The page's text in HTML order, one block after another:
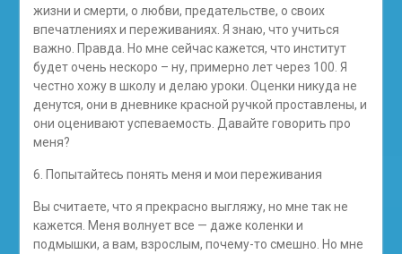
жизни и смерти, о любви, предательстве, о своих
впечатлениях и переживаниях. Я знаю, что учиться
важно. Правда. Но мне сейчас кажется, что институт
будет очень нескоро – ну, примерно лет через 100. Я
честно хожу в школу и делаю уроки. Оценки никуда не
денутся, они в дневнике красной ручкой проставлены, и
они оценивают успеваемость. Давайте говорить про
меня?
6. Попытайтесь понять меня и мои переживания
Вы считаете, что я прекрасно выгляжу, но мне так не
кажется. Меня волнует все — даже коленки и
подмышки, а вам, взрослым, почему-то смешно. Но мне